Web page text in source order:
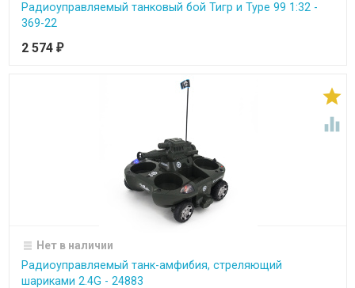
Радиоуправляемый танковый бой Тигр и Type 99 1:32 -
369-22
2 574 ₽


Нет в наличии
Радиоуправляемый танк-амфибия, стреляющий
шариками 2.4G - 24883